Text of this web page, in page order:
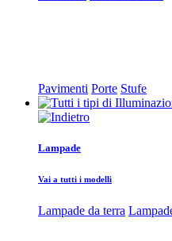
Pavimenti Porte Stufe
Lampade
Vai a tutti i modelli
Lampade da terra